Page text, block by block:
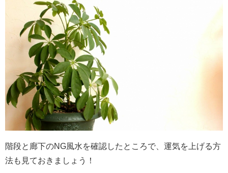
階段と廊下のNG風水を確認したところで、運気を上げる方
法も見ておきましょう！